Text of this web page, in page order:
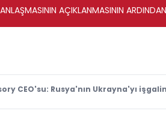
AÇIKLANMASININ
CEO'su: Rusya'nın Ukrayna'yı